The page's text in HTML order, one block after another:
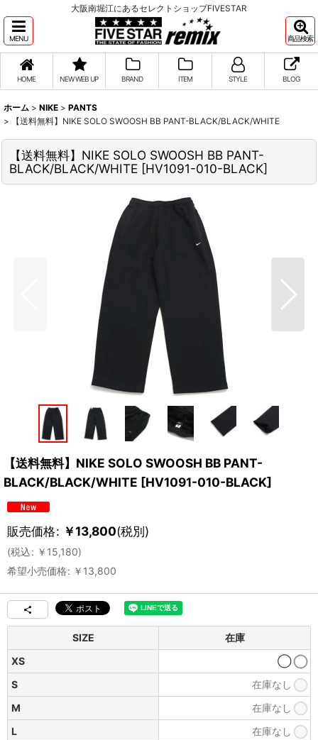
大阪南堀江にあるセレクトショップFIVESTAR
MENU 商品検索
HOME NEW WEB UP BRAND ITEM STYLE BLOG
ホーム > NIKE > PANTS
>
【送料無料】NIKE SOLO SWOOSH BB PANT-BLACK/BLACK/WHITE
【送料無料】NIKE SOLO SWOOSH BB PANT-
BLACK/BLACK/WHITE [HV1091-010-BLACK]
【送料無料】NIKE SOLO SWOOSH BB PANT-
BLACK/BLACK/WHITE [HV1091-010-BLACK]
販売価格: ￥13,800(税別)
(税込: ￥ 15,180)
希望小売価格: ￥ 13,800
SIZE
在庫
XS
◯
S
在庫なし
M
在庫なし
L
在庫なし